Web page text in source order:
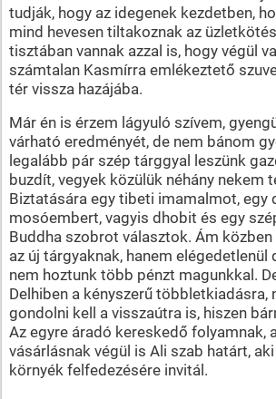
tudják, hogy az idegenek kezdetben,
mind hevesen tiltakoznak az
tisztában vannak azzal is, hogy végül
számtalan Kasmírra emlékeztető
tér vissza hazájába.
Már én is érzem lágyuló szívem,
várható eredményét, de nem bánom
legalább pár szép tárggyal leszünk
buzdít, vegyek közülük néhány nekem
Biztatására egy tibeti imamalmot,
mosóembert, vagyis dhobit és egy
Buddha szobrot választok. Ám
az új tárgyaknak, hanem elégedetlenül
nem hoztunk több pénzt magunkkal.
Delhiben a kényszerű többletkiadásra,
gondolni kell a visszaútra is, hiszen
Az egyre áradó kereskedő folyamnak,
vásárlásnak végül is Ali szab határt,
környék felfedezésére invitál.